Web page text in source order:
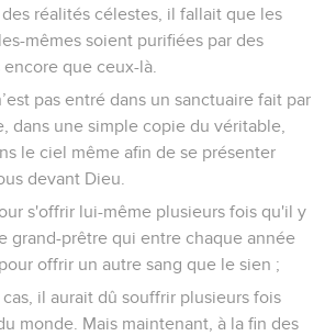
des réalités célestes, il fallait que les
mêmes soient purifiées par des
que ceux-là.
pas entré dans un sanctuaire fait par
dans une simple copie du véritable,
le ciel même afin de se présenter
devant Dieu.
s'offrir lui-même plusieurs fois qu'il y
grand-prêtre qui entre chaque année
offrir un autre sang que le sien ;
il aurait dû souffrir plusieurs fois
monde. Mais maintenant, à la fin des